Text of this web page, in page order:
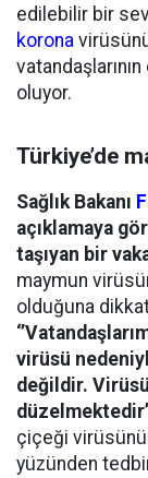
edilebilir bir
korona
oluyor.
Türkiye’de
Sağlık Bakanı
açıklamaya
taşıyan bir
maymun
olduğuna
virüsü
değildir.
çiçeği
yüzünden